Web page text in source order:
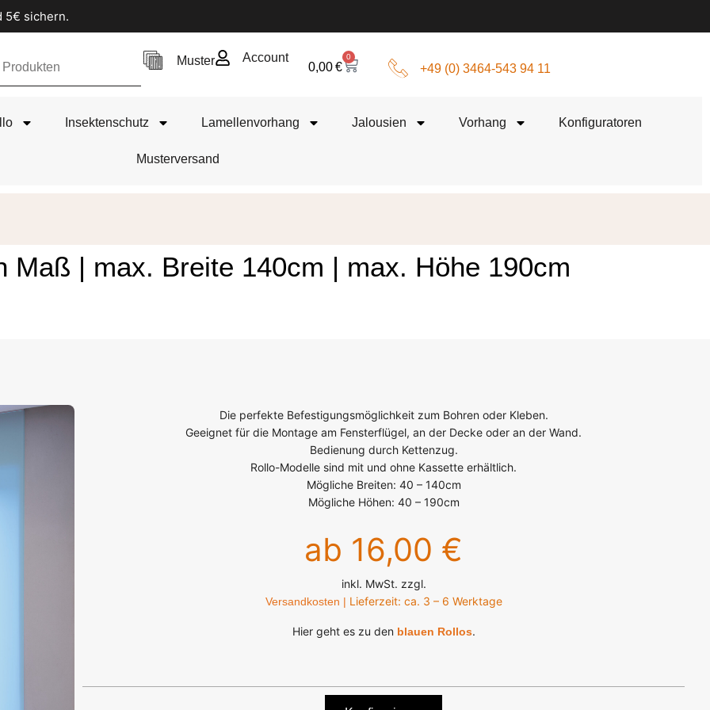
5€ sichern.
Muster Account
0,00€
0
+49 (0) 3464-543 94 11
Insektenschutz Lamellenvorhang Jalousien Vorhang Konfiguratoren
Musterversand
| max. Breite 140cm | max. Höhe 190cm
Die perfekte Befestigungsmöglichkeit zum Bohren oder Kleben.
Geeignet für die Montage am Fensterflügel, an der Decke oder an der Wand.
Bedienung durch Kettenzug.
Rollo-Modelle sind mit und ohne Kassette erhältlich.
Mögliche Breiten: 40 – 140cm
Mögliche Höhen: 40 – 190cm
ab 16,00 €
inkl. MwSt. zzgl.
Versandkosten | Lieferzeit: ca. 3 – 6 Werktage
Hier geht es zu den blauen Rollos.